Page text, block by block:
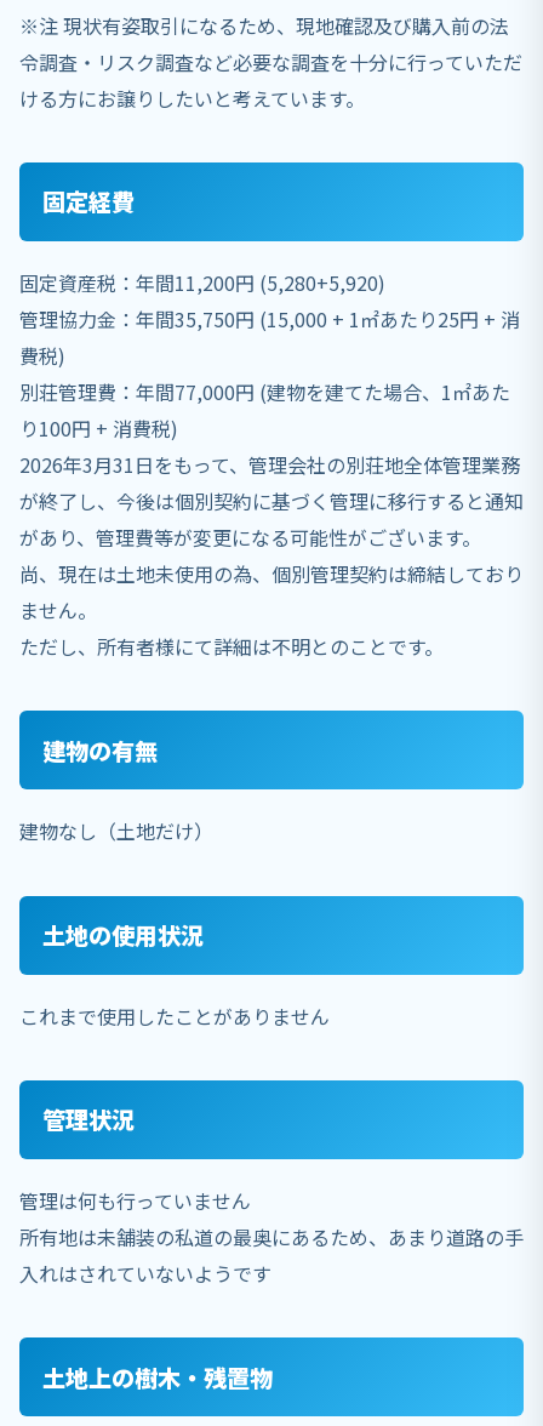
※注 現状有姿取引になるため、現地確認及び購入前の法
令調査・リスク調査など必要な調査を十分に行っていただ
ける方にお譲りしたいと考えています。
固定経費
固定資産税：年間11,200円 (5,280+5,920)
管理協力金：年間35,750円 (15,000 + 1㎡あたり25円 + 消
費税)
別荘管理費：年間77,000円 (建物を建てた場合、1㎡あた
り100円 + 消費税)
2026年3月31日をもって、管理会社の別荘地全体管理業務
が終了し、今後は個別契約に基づく管理に移行すると通知
があり、管理費等が変更になる可能性がございます。
尚、現在は土地未使用の為、個別管理契約は締結しており
ません。
ただし、所有者様にて詳細は不明とのことです。
建物の有無
建物なし（土地だけ）
土地の使用状況
これまで使用したことがありません
管理状況
管理は何も行っていません
所有地は未舗装の私道の最奥にあるため、あまり道路の手
入れはされていないようです
土地上の樹木・残置物